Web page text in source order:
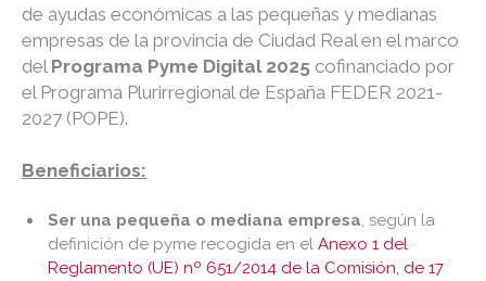
de ayudas económicas a las pequeñas y medianas
empresas de la provincia de Ciudad Real en el marco
del Programa Pyme Digital 2025 cofinanciado por
el Programa Plurirregional de España FEDER 2021-
2027 (POPE).
Beneficiarios:
Ser una pequeña o mediana empresa, según la
definición de pyme recogida en el Anexo 1 del
Reglamento (UE) nº 651/2014 de la Comisión, de 17